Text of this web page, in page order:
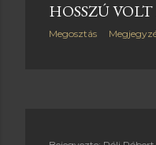
HOSSZÚ
Megosztás